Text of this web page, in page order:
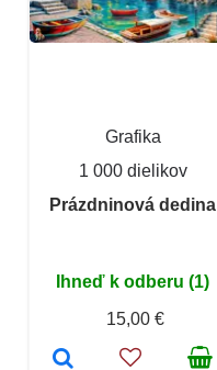
Grafika
1 000 dielikov
Prázdninová dedina
Ihneď k odberu (1)
15,00 €